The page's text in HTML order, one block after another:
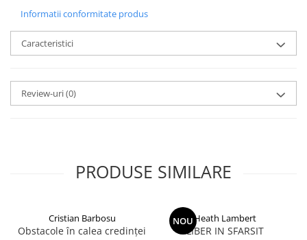
Informatii conformitate produs
Caracteristici
Review-uri(0)
PRODUSE SIMILARE
Cristian Barbosu
Obstacole în calea credinței
NOUHeath Lambert
LIBER IN SFARSIT